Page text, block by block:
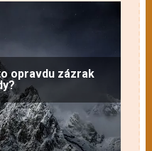
opravdu zázrak